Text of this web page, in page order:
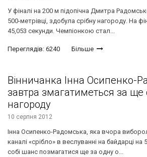
У фіналі на 200 м підопічна Дмитра
500-метрівці, здобула срібну нагороду. На
45,053 секунди. Чемпіонкою стал...
Переглядів: 6240 Більше
Вінничанка Інна Осипенко-
завтра змагатиметься за ще
нагороду
10 серпня 2012
Інна Осипенко-Радомська, яка вчора
каналі «срібло» в веслуванні на байдарці на
собі шанс позмагатися ще за одну о...